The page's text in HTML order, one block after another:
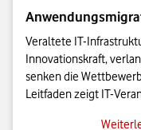
Veraltete IT-
Innovationskraft,
senken die
Leitfaden zeigt IT-